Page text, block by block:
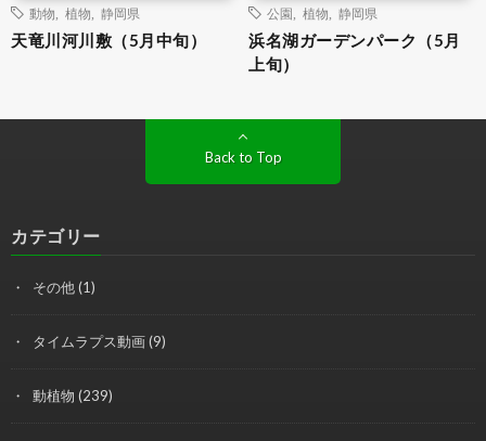
動物 植物 静岡県
天竜川河川敷（5月中旬）
公園 植物 静岡県
浜名湖ガーデンパーク（5月
上旬）
Back to Top
カテゴリー
その他(1)
タイムラプス動画(9)
動植物 (239)